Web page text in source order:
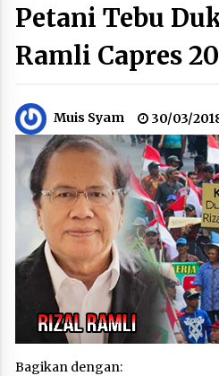
Petani Tebu
Ramli Capres
Muis Syam 30/03/
Bagikan dengan: